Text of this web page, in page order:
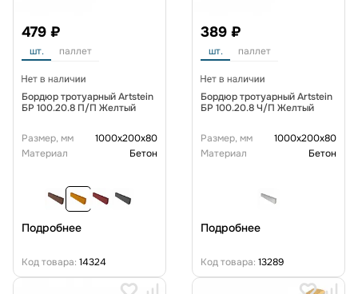
479 ₽
шт. паллет
Бордюр тротуарный Artstein
БР 100.20.8 П/П Желтый
Размер, мм
1000x200x80
Материал
Бетон
Подробнее
Код товара: 14324
389 ₽
шт. паллет
Бордюр тротуарный Artstein
БР 100.20.8 Ч/П Желтый
Размер, мм
1000x200x80
Материал
Бетон
Подробнее
Код товара: 13289